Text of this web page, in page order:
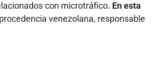
con microtráfico. En esta
venezolana, responsable